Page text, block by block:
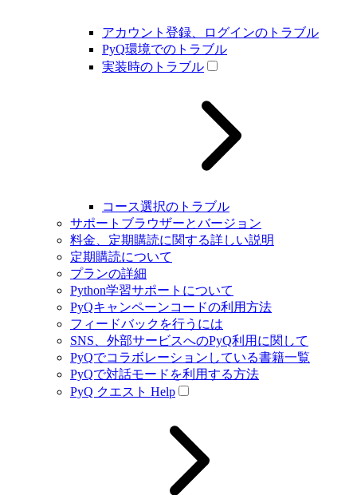
アカウント登録、ログインのトラブル
PyQ環境でのトラブル
実装時のトラブル
コース選択のトラブル
サポートブラウザーとバージョン
料金、定期購読に関する詳しい説明
定期購読について
プランの詳細
Python学習サポートについて
PyQキャンペーンコードの利用方法
フィードバックを行うには
SNS、外部サービスへのPyQ利用に関して
PyQでコラボレーションしている書籍一覧
PyQで対話モードを利用する方法
PyQ クエスト Help